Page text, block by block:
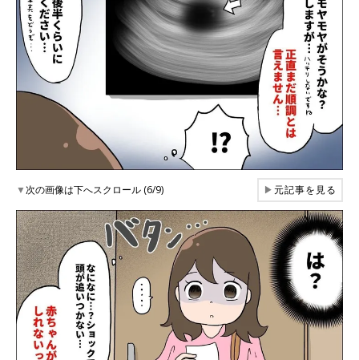
▼次の画像は下へスクロール (6/9) ▶元記事を見る